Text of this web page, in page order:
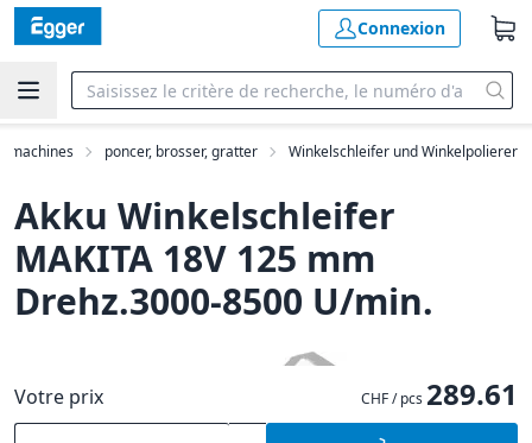
Connexion
machines poncer, brosser, gratter Winkelschleifer und Winkelpolierer
Akku Winkelschleifer
MAKITA 18V 125 mm
Drehz.3000-8500 U/min.
Votre prix CHF / pcs 289.61